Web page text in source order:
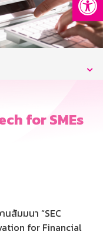
for SMEs
สัมมนา “SEC
for Financial